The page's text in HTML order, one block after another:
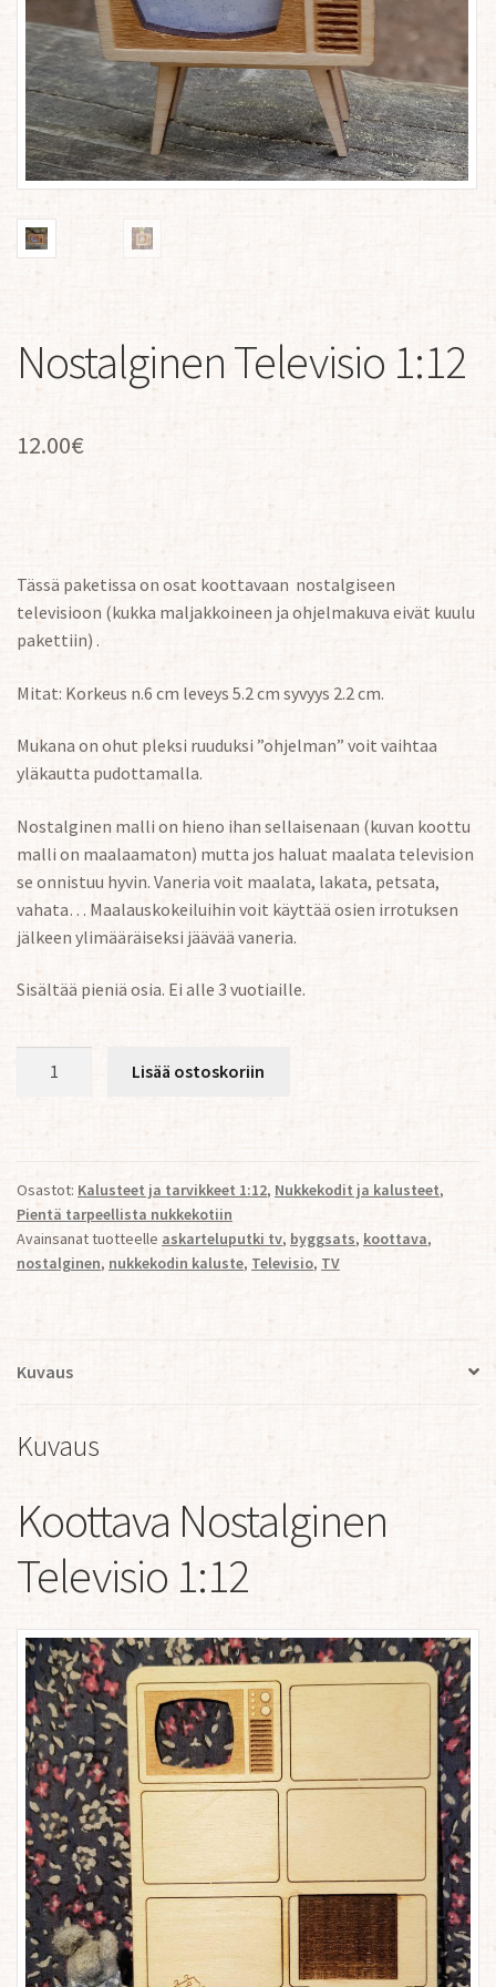
Nostalginen Televisio 1:12
12.00€
Tässä paketissa on osat koottavaan nostalgiseen
televisioon (kukka maljakkoineen ja ohjelmakuva eivät kuulu
pakettiin) .
Mitat: Korkeus n.6 cm leveys 5.2 cm syvyys 2.2 cm.
Mukana on ohut pleksi ruuduksi ”ohjelman” voit vaihtaa
yläkautta pudottamalla.
Nostalginen malli on hieno ihan sellaisenaan (kuvan koottu
malli on maalaamaton) mutta jos haluat maalata television
se onnistuu hyvin. Vaneria voit maalata, lakata, petsata,
vahata… Maalauskokeiluihin voit käyttää osien irrotuksen
jälkeen ylimääräiseksi jäävää vaneria.
Sisältää pieniä osia. Ei alle 3 vuotiaille.
Lisää ostoskoriin
Osastot: Kalusteet ja tarvikkeet 1:12, Nukkekodit ja kalusteet,
Pientä tarpeellista nukkekotiin
Avainsanat tuotteelle askarteluputki tv, byggsats, koottava,
nostalginen, nukkekodin kaluste, Televisio, TV
Kuvaus
Kuvaus
Koottava Nostalginen
Televisio 1:12